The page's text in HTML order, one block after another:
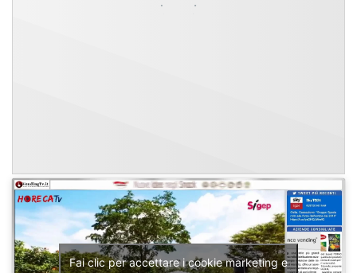
Fai clic per accettare i cookie marketing e